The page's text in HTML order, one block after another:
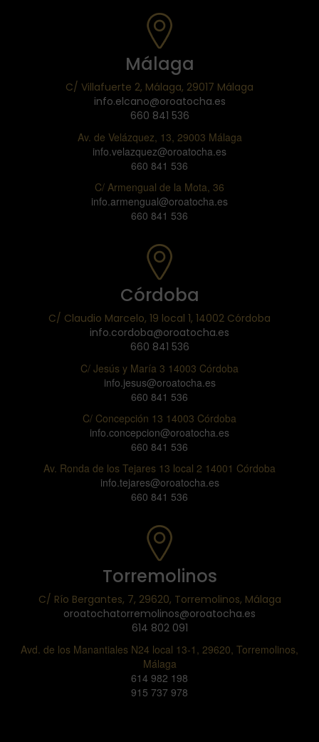
Málaga
C/ Villafuerte 2, Málaga, 29017 Málaga
info.elcano@oroatocha.es
660 841 536
Av. de Velázquez, 13, 29003 Málaga
info.velazquez@oroatocha.es
660 841 536
C/ Armengual de la Mota, 36
info.armengual@oroatocha.es
660 841 536
Córdoba
C/ Claudio Marcelo, 19 local 1, 14002 Córdoba
info.cordoba@oroatocha.es
660 841 536
C/ Jesús y María 3 14003 Córdoba
info.jesus@oroatocha.es
660 841 536
C/ Concepción 13 14003 Córdoba
info.concepcion@oroatocha.es
660 841 536
Av. Ronda de los Tejares 13 local 2 14001 Córdoba
info.tejares@oroatocha.es
660 841 536
Torremolinos
C/ Río Bergantes, 7, 29620, Torremolinos, Málaga
oroatochatorremolinos@oroatocha.es
614 802 091
Avd. de los Manantiales N24 local 13-1, 29620, Torremolinos,
Málaga
614 982 198
915 737 978